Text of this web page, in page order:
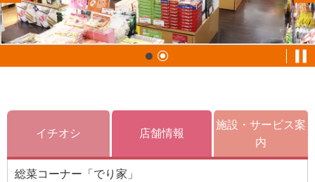
イチオシ 店舗情報
施設・サービス案
内
総菜コーナー「でり家」